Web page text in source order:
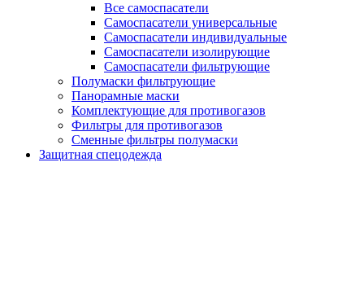
Все самоспасатели
Самоспасатели универсальные
Самоспасатели индивидуальные
Самоспасатели изолирующие
Самоспасатели фильтрующие
Полумаски фильтрующие
Панорамные маски
Комплектующие для противогазов
Фильтры для противогазов
Сменные фильтры полумаски
Защитная спецодежда